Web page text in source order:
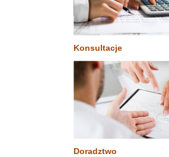
Konsultacje
Doradztwo